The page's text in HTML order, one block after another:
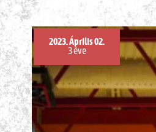
2023. Április 02.
3 éve